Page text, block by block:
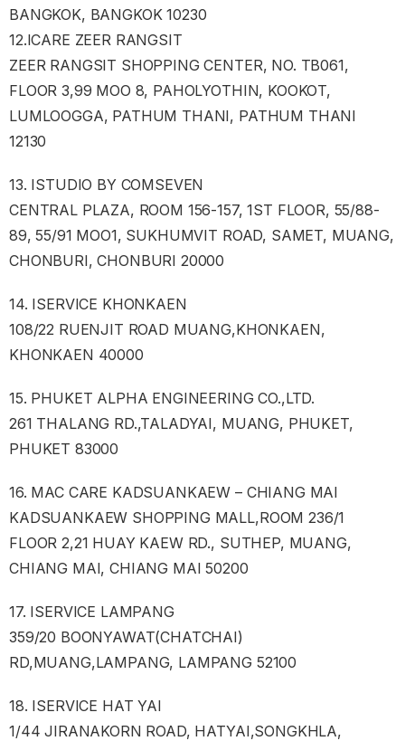
BANGKOK, BANGKOK 10230
12.ICARE ZEER RANGSIT
ZEER RANGSIT SHOPPING CENTER, NO. TB061,
FLOOR 3,99 MOO 8, PAHOLYOTHIN, KOOKOT,
LUMLOOGGA, PATHUM THANI, PATHUM THANI
12130
13. ISTUDIO BY COMSEVEN
CENTRAL PLAZA, ROOM 156-157, 1ST FLOOR, 55/88-
89, 55/91 MOO1, SUKHUMVIT ROAD, SAMET, MUANG,
CHONBURI, CHONBURI 20000
14. ISERVICE KHONKAEN
108/22 RUENJIT ROAD MUANG,KHONKAEN,
KHONKAEN 40000
15. PHUKET ALPHA ENGINEERING CO.,LTD.
261 THALANG RD.,TALADYAI, MUANG, PHUKET,
PHUKET 83000
16. MAC CARE KADSUANKAEW – CHIANG MAI
KADSUANKAEW SHOPPING MALL,ROOM 236/1
FLOOR 2,21 HUAY KAEW RD., SUTHEP, MUANG,
CHIANG MAI, CHIANG MAI 50200
17. ISERVICE LAMPANG
359/20 BOONYAWAT(CHATCHAI)
RD,MUANG,LAMPANG, LAMPANG 52100
18. ISERVICE HAT YAI
1/44 JIRANAKORN ROAD, HATYAI,SONGKHLA,